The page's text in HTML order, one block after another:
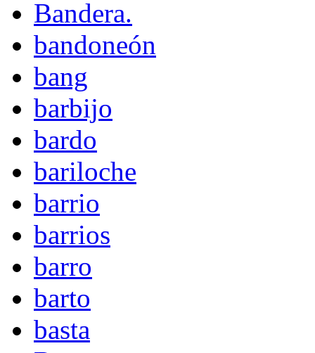
Bandera.
bandoneón
bang
barbijo
bardo
bariloche
barrio
barrios
barro
barto
basta